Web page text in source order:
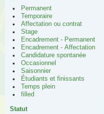
Permanent
Temporaire
Affectation ou contrat
Stage
Encadrement - Permanent
Encadrement - Affectation
Candidature spontanée
Occasionnel
Saisonnier
Étudiants et finissants
Temps plein
filled
Statut